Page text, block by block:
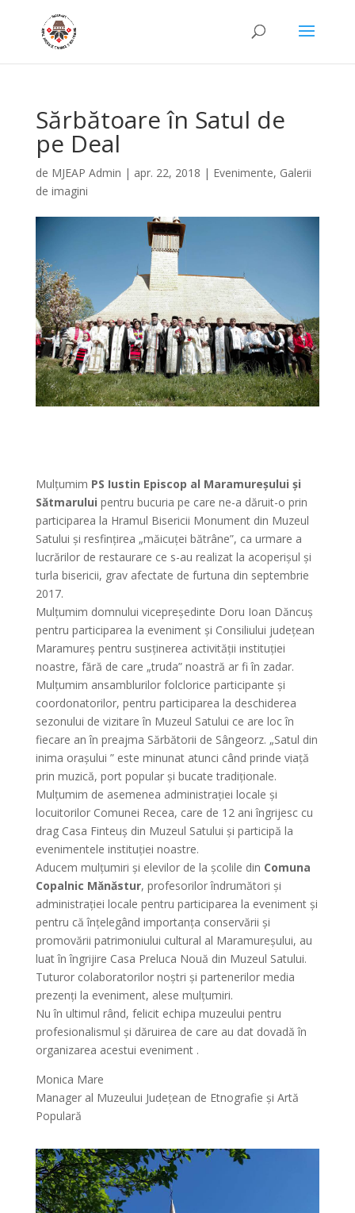
Sărbătoare în Satul de
pe Deal
de MJEAP Admin | apr. 22, 2018 | Evenimente, Galerii
de imagini
Mulțumim PS Iustin Episcop al Maramureșului și
Sătmarului pentru bucuria pe care ne-a dăruit-o prin
participarea la Hramul Bisericii Monument din Muzeul
Satului și resfințirea „măicuței bătrâne”, ca urmare a
lucrărilor de restaurare ce s-au realizat la acoperișul și
turla bisericii, grav afectate de furtuna din septembrie
2017.
Mulțumim domnului vicepreședinte Doru Ioan Dăncuș
pentru participarea la eveniment și Consiliului județean
Maramureș pentru susținerea activității instituției
noastre, fără de care „truda” noastră ar fi în zadar.
Mulțumim ansamblurilor folclorice participante și
coordonatorilor, pentru participarea la deschiderea
sezonului de vizitare în Muzeul Satului ce are loc în
fiecare an în preajma Sărbătorii de Sângeorz. „Satul din
inima orașului ” este minunat atunci când prinde viață
prin muzică, port popular și bucate tradiționale.
Mulțumim de asemenea administrației locale și
locuitorilor Comunei Recea, care de 12 ani îngrijesc cu
drag Casa Finteuș din Muzeul Satului și participă la
evenimentele instituției noastre.
Aducem mulțumiri și elevilor de la școlile din Comuna
Copalnic Mănăstur, profesorilor îndrumători și
administrației locale pentru participarea la eveniment și
pentru că înțelegând importanța conservării și
promovării patrimoniului cultural al Maramureșului, au
luat în îngrijire Casa Preluca Nouă din Muzeul Satului.
Tuturor colaboratorilor noștri și partenerilor media
prezenți la eveniment, alese mulțumiri.
Nu în ultimul rând, felicit echipa muzeului pentru
profesionalismul și dăruirea de care au dat dovadă în
organizarea acestui eveniment .
Monica Mare
Manager al Muzeului Județean de Etnografie și Artă
Populară